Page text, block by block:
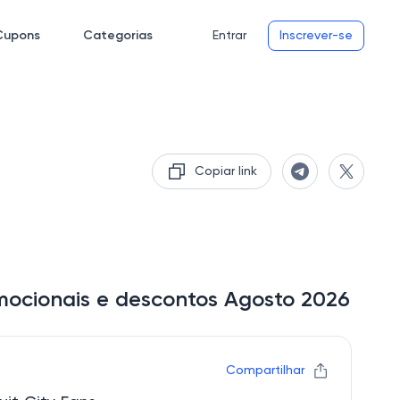
Categorias Entrar Inscrever-se
Copiar link
e descontos Agosto 2026
Compartilhar